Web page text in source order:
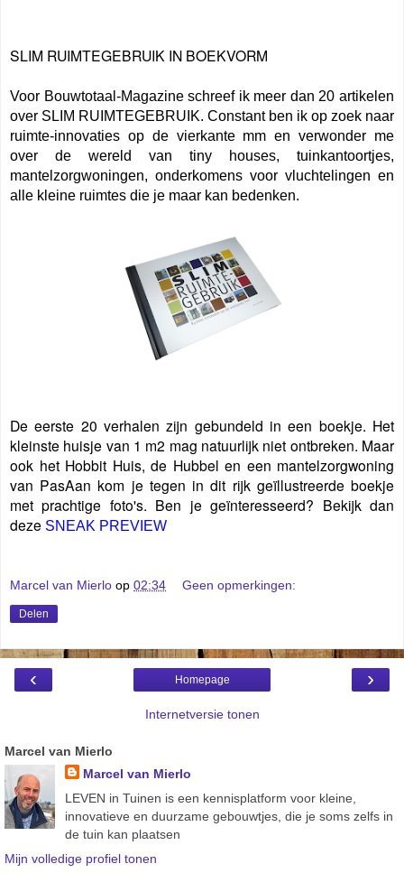
SLIM RUIMTEGEBRUIK IN BOEKVORM
Voor Bouwtotaal-Magazine schreef ik meer dan 20 artikelen
over SLIM RUIMTEGEBRUIK. Constant ben ik op zoek naar
ruimte-innovaties op de vierkante mm en verwonder me
over de wereld van tiny houses, tuinkantoortjes,
mantelzorgwoningen, onderkomens voor vluchtelingen en
alle kleine ruimtes die je maar kan bedenken.
De eerste 20 verhalen zijn gebundeld in een boekje. Het
kleinste huisje van 1 m2 mag natuurlijk niet ontbreken. Maar
ook het Hobbit Huis, de Hubbel en een mantelzorgwoning
van PasAan kom je tegen in dit rijk geïllustreerde boekje
met prachtige foto's. Ben je geïnteresseerd? Bekijk dan
deze SNEAK PREVIEW
Marcel van Mierlo op 02:34 Geen opmerkingen:
Delen
‹ ›
Homepage
Internetversie tonen
Marcel van Mierlo
Marcel van Mierlo
LEVEN in Tuinen is een kennisplatform voor kleine,
innovatieve en duurzame gebouwtjes, die je soms zelfs in
de tuin kan plaatsen
Mijn volledige profiel tonen